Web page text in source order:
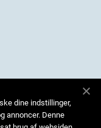
dine indstillinger,
annoncer. Denne